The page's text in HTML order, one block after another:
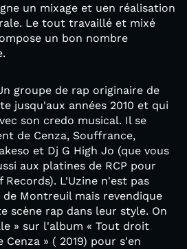
un mixage et uen réalisation
Le tout travaillé et mixé
un bon nombre
groupe de rap originaire de
jusqu'aux années 2010 et qui
son credo musical. Il se
de Cenza, Souffrance,
et Dj G High Jo (que vous
aux platines de RCP pour
Records). L'Uzine n'est pas
Montreuil mais revendique
scène rap dans leur style. On
» sur l'album « Tout droit
» ( 2019) pour s'en